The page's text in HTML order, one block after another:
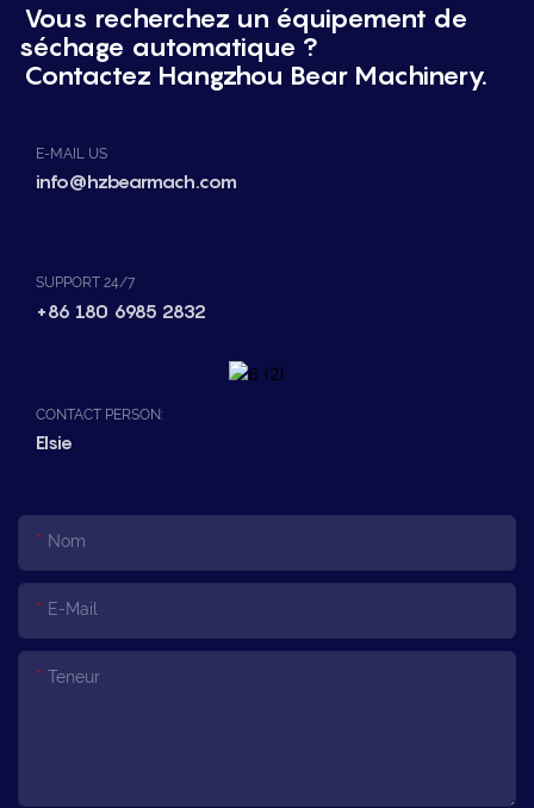
Vous recherchez un équipement de
séchage automatique ?
Contactez Hangzhou Bear Machinery.
E-MAIL US
info@hzbearmach.com
SUPPORT 24/7
+86 180 6985 2832
CONTACT PERSON:
Elsie
Nom
E-Mail
Teneur